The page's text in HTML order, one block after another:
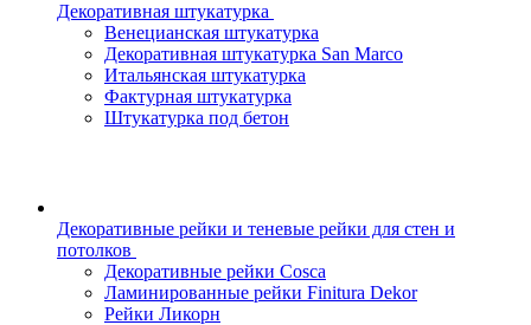
Декоративная штукатурка
Венецианская штукатурка
Декоративная штукатурка San Marco
Итальянская штукатурка
Фактурная штукатурка
Штукатурка под бетон
Декоративные рейки и теневые рейки для стен и
потолков
Декоративные рейки Cosca
Ламинированные рейки Finitura Dekor
Рейки Ликорн